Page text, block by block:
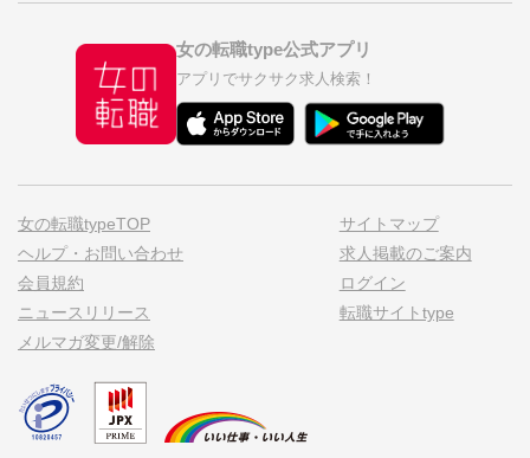
女の転職type公式アプリ
アプリでサクサク求人検索！
女の転職typeTOP
ヘルプ・お問い合わせ
会員規約
ニュースリリース
メルマガ変更/解除
サイトマップ
求人掲載のご案内
ログイン
転職サイトtype